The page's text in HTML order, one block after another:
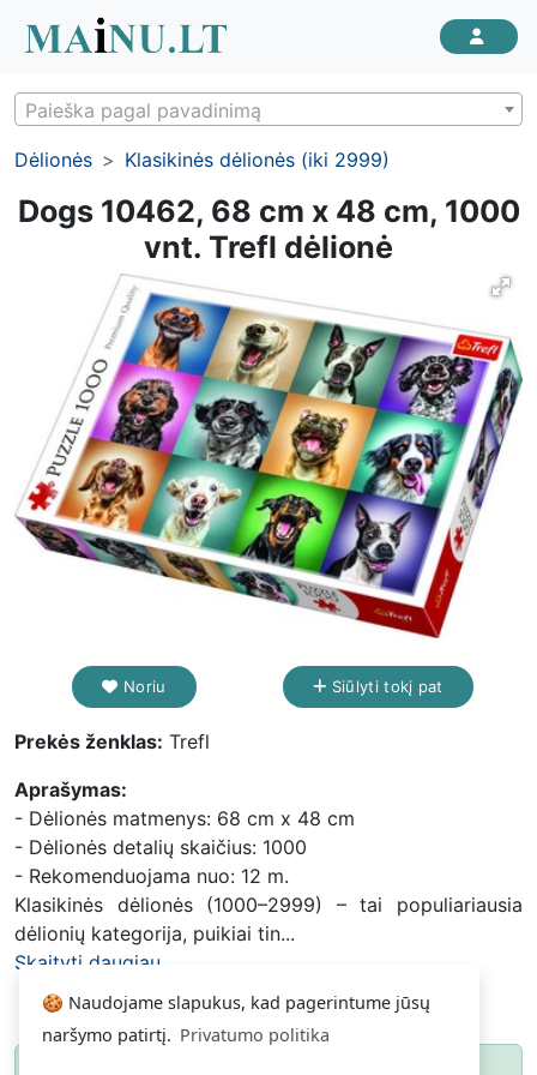
🍪 Naudojame slapukus, kad pagerintume jūsų
naršymo patirtį. Privatumo politika
Paieška pagal pavadinimą
Dėlionės Klasikinės dėlionės (iki 2999)
Dogs 10462, 68 cm x 48 cm, 1000
vnt. Trefl dėlionė
Noriu Siūlyti tokį pat
Prekės ženklas: Trefl
Aprašymas:
- Dėlionės matmenys: 68 cm x 48 cm
- Dėlionės detalių skaičius: 1000
- Rekomenduojama nuo: 12 m.
Klasikinės dėlionės (1000–2999) – tai populiariausia
dėlionių kategorija, puikiai tin...
Skaityti daugiau...